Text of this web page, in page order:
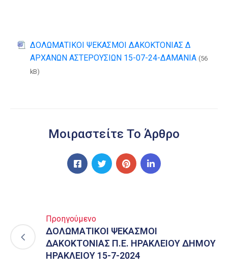
ΔΟΛΩΜΑΤΙΚΟΙ ΨΕΚΑΣΜΟΙ ΔΑΚΟΚΤΟΝΙΑΣ Δ
ΑΡΧΑΝΩΝ ΑΣΤΕΡΟΥΣΙΩΝ 15-07-24-ΔΑΜΑΝΙΑ (56
kB)
Μοιραστείτε Το Άρθρο
Προηγούμενο
ΔΟΛΩΜΑΤΙΚΟΙ ΨΕΚΑΣΜΟΙ
ΔΑΚΟΚΤΟΝΙΑΣ Π.Ε. ΗΡΑΚΛΕΙΟΥ ΔΗΜΟΥ
ΗΡΑΚΛΕΙΟΥ 15-7-2024